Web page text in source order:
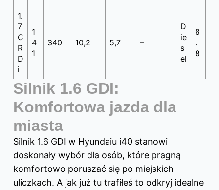
1.
7
C
R
D
i
1
4
1
340 10,2 5,7 –
D
ie
s
el
8
.
8
Silnik 1.6 GDI:
Komfortowa jazda dla
miasta
Silnik 1.6 GDI w Hyundaiu i40 stanowi
doskonały wybór dla osób, które pragną
komfortowo poruszać się po miejskich
uliczkach. A jak już tu trafiłeś to odkryj idealne